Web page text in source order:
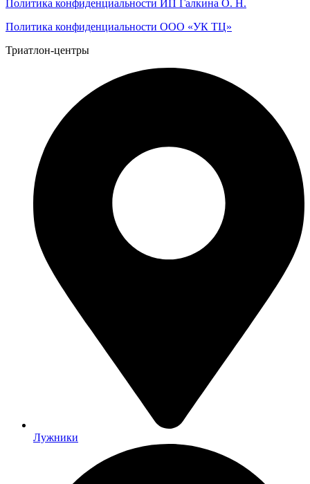
Политика конфиденциальности ИП Галкина О. Н.
Политика конфиденциальности ООО «УК ТЦ»
Триатлон-центры
Лужники